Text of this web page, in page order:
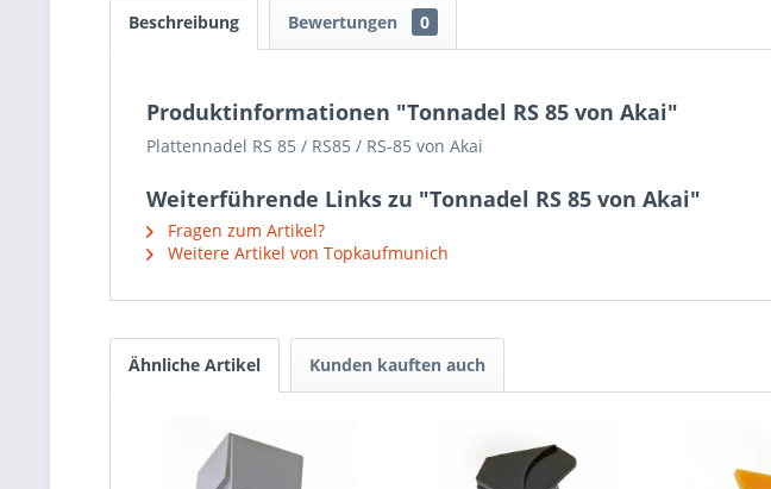
Beschreibung Bewertungen 0
Produktinformationen "Tonnadel RS 85 von Akai"
Plattennadel RS 85 / RS85 / RS-85 von Akai
Weiterführende Links zu "Tonnadel RS 85 von Akai"
Fragen zum Artikel?
Weitere Artikel von Topkaufmunich
Ähnliche Artikel Kunden kauften auch